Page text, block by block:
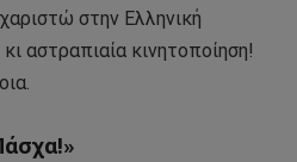
στην Ελληνική
αστραπιαία κινητοποίηση!